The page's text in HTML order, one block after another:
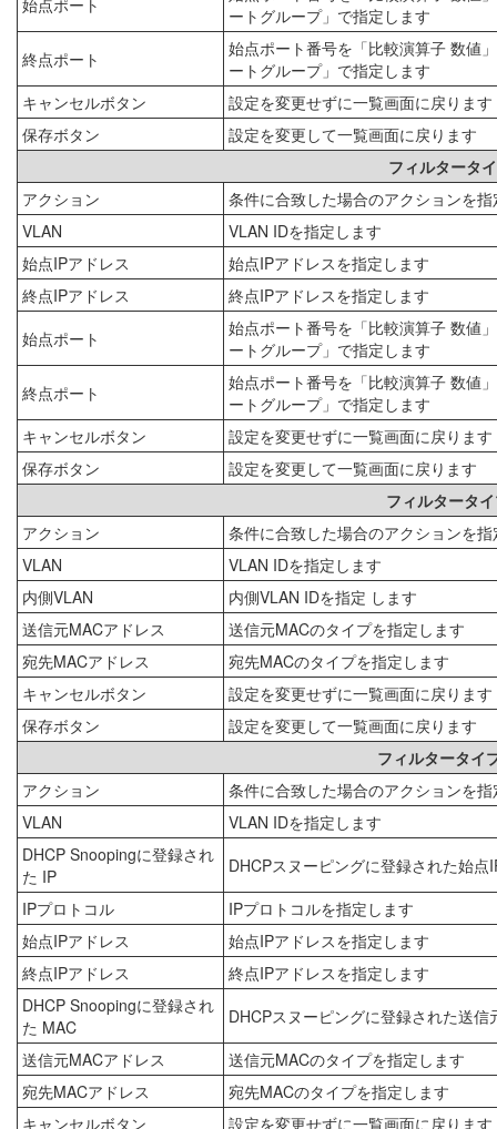
始点ポート
ートグループ」で指定します
終点ポート
始点ポート番号を「比較演算子 数値
ートグループ」で指定します
キャンセルボタン
設定を変更せずに一覧画面に戻ります
保存ボタン
設定を変更して一覧画面に戻ります
フィルタータ
アクション
条件に合致した場合のアクションを
VLAN
VLAN IDを指定します
始点IPアドレス
始点IPアドレスを指定します
終点IPアドレス
終点IPアドレスを指定します
始点ポート
始点ポート番号を「比較演算子 数値
ートグループ」で指定します
終点ポート
始点ポート番号を「比較演算子 数値
ートグループ」で指定します
キャンセルボタン
設定を変更せずに一覧画面に戻ります
保存ボタン
設定を変更して一覧画面に戻ります
フィルタータ
アクション
条件に合致した場合のアクションを
VLAN
VLAN IDを指定します
内側VLAN
内側VLAN IDを指定 します
送信元MACアドレス
送信元MACのタイプを指定します
宛先MACアドレス
宛先MACのタイプを指定します
キャンセルボタン
設定を変更せずに一覧画面に戻ります
保存ボタン
設定を変更して一覧画面に戻ります
フィルタータイ
アクション
条件に合致した場合のアクションを
VLAN
VLAN IDを指定します
DHCP Snoopingに登録され
た IP
DHCPスヌーピングに登録された始
IPプロトコル
IPプロトコルを指定します
始点IPアドレス
始点IPアドレスを指定します
終点IPアドレス
終点IPアドレスを指定します
DHCP Snoopingに登録され
た MAC
DHCPスヌーピングに登録された送
送信元MACアドレス
送信元MACのタイプを指定します
宛先MACアドレス
宛先MACのタイプを指定します
キャンセルボタン
設定を変更せずに一覧画面に戻ります